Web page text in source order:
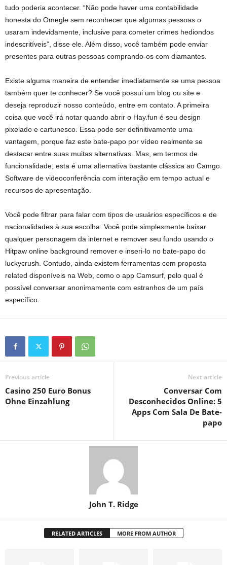
tudo poderia acontecer. “Não pode haver uma contabilidade
honesta do Omegle sem reconhecer que algumas pessoas o
usaram indevidamente, inclusive para cometer crimes hediondos
indescritíveis”, disse ele. Além disso, você também pode enviar
presentes para outras pessoas comprando-os com diamantes.
Existe alguma maneira de entender imediatamente se uma pessoa
também quer te conhecer? Se você possui um blog ou site e
deseja reproduzir nosso conteúdo, entre em contato. A primeira
coisa que você irá notar quando abrir o Hay.fun é seu design
pixelado e cartunesco. Essa pode ser definitivamente uma
vantagem, porque faz este bate-papo por vídeo realmente se
destacar entre suas muitas alternativas. Mas, em termos de
funcionalidade, esta é uma alternativa bastante clássica ao Camgo.
Software de videoconferência com interação em tempo actual e
recursos de apresentação.
Você pode filtrar para falar com tipos de usuários específicos e de
nacionalidades à sua escolha. Você pode simplesmente baixar
qualquer personagem da internet e remover seu fundo usando o
Hitpaw online background remover e inseri-lo no bate-papo do
luckycrush. Contudo, ainda existem ferramentas com proposta
related disponíveis na Web, como o app Camsurf, pelo qual é
possível conversar anonimamente com estranhos de um país
específico.
Previous article
Casino 250 Euro Bonus
Ohne Einzahlung
Next article
Conversar Com
Desconhecidos Online: 5
Apps Com Sala De Bate-
papo
John T. Ridge
RELATED ARTICLES MORE FROM AUTHOR